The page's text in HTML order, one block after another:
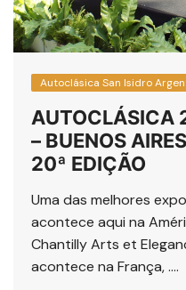
Autoclásica San Isidro
AUTOCLÁSICA
– BUENOS
20ª EDIÇÃO
Uma das melhores
acontece aqui na
Chantilly Arts et
acontece na França, ….